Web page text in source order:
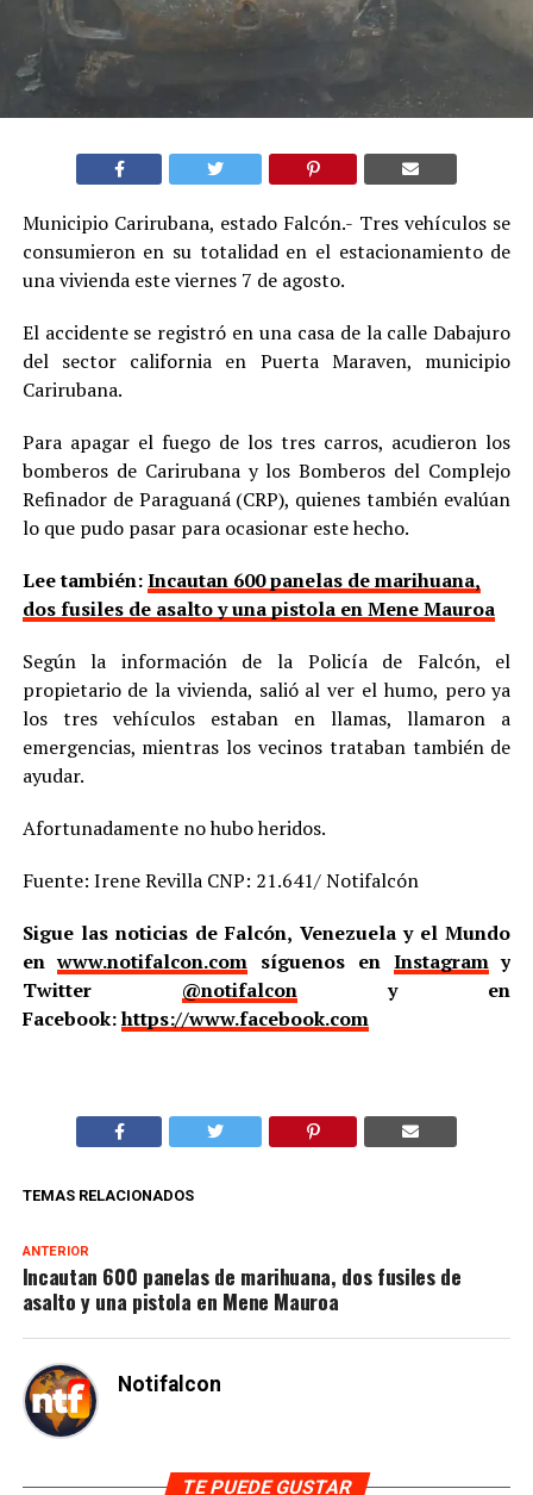
Municipio Carirubana, estado Falcón.- Tres vehículos se
consumieron en su totalidad en el estacionamiento de
una vivienda este viernes 7 de agosto.
El accidente se registró en una casa de la calle Dabajuro
del sector california en Puerta Maraven, municipio
Carirubana.
Para apagar el fuego de los tres carros, acudieron los
bomberos de Carirubana y los Bomberos del Complejo
Refinador de Paraguaná (CRP), quienes también evalúan
lo que pudo pasar para ocasionar este hecho.
Lee también:Incautan 600 panelas de marihuana,
dos fusiles de asalto y una pistola en Mene Mauroa
Según la información de la Policía de Falcón, el
propietario de la vivienda, salió al ver el humo, pero ya
los tres vehículos estaban en llamas, llamaron a
emergencias, mientras los vecinos trataban también de
ayudar.
Afortunadamente no hubo heridos.
Fuente: Irene Revilla CNP: 21.641/ Notifalcón
Sigue las noticias de Falcón, Venezuela y el Mundo
enwww.notifalcon.com síguenos en Instagramy
Twitter @notifalcony en
Facebook:https://www.facebook.com
TEMAS RELACIONADOS
ANTERIOR
Incautan 600 panelas de marihuana, dos fusiles de
asalto y una pistola en Mene Mauroa
Notifalcon
TE PUEDE GUSTAR